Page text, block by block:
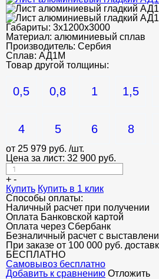
ДЕКОРАТИВНЫЙ УГОЛОК
МЕТАЛЛИЧЕСКИЕ ПОРОГИ
РАСКЛАДКА, ПЛИНТУС
ПОТОЛКИ
Габариты: 3х1200х3000
Материал: алюминиевый сплав
Производитель: Сербия
Сплав: АД1М
Товар другой толщины:
0,5 0,8 1 1,5
4 5 6 8
от 25 979 руб. /шт.
Цена за лист: 32 900 руб.
+ -
Купить Купить в 1 клик
Способы оплаты:
Наличный расчет при получении
Оплата Банковской картой
Оплата через Сбербанк
Безналичный расчет с
При заказе от 100 000 руб.
БЕСПЛАТНО
Cамовывоз бесплатно
Добавить к сравнению Отложить